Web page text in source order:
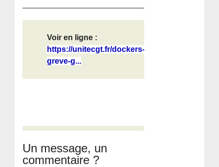
Voir en ligne :
https://unitecgt.fr/dockers-
greve-g...
Un message, un
commentaire ?